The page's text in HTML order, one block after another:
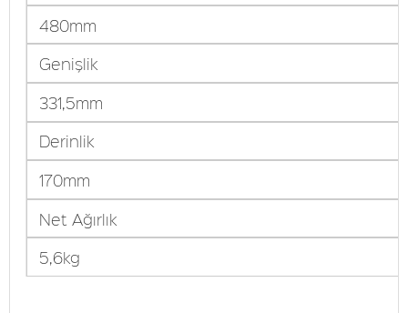
480mm
Genişlik
331,5mm
Derinlik
170mm
Net Ağırlık
5,6kg